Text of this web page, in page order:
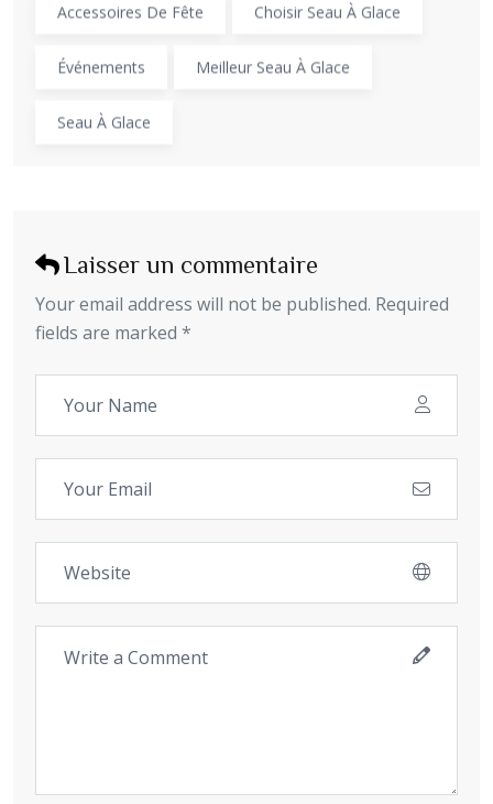
Accessoires De Fête Choisir Seau À Glace
Événements Meilleur Seau À Glace
Seau À Glace
Laisser un commentaire
Your email address will not be published. Required
fields are marked *